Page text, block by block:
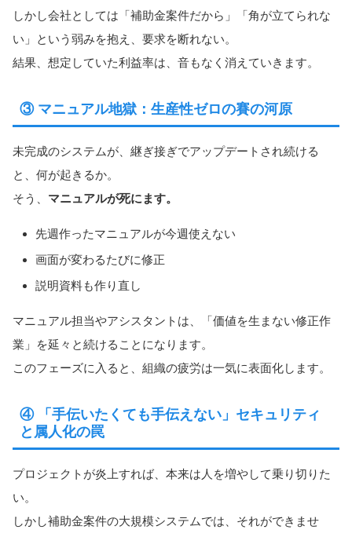
しかし会社としては「補助金案件だから」「角が立てられな
い」という弱みを抱え、要求を断れない。
結果、想定していた利益率は、音もなく消えていきます。
③ マニュアル地獄：生産性ゼロの賽の河原
未完成のシステムが、継ぎ接ぎでアップデートされ続ける
と、何が起きるか。
そう、 マニュアルが死にます。
先週作ったマニュアルが今週使えない
画面が変わるたびに修正
説明資料も作り直し
マニュアル担当やアシスタントは、「価値を生まない修正作
業」を延々と続けることになります。
このフェーズに入ると、組織の疲労は一気に表面化します。
④ 「手伝いたくても手伝えない」セキュリティ
と属人化の罠
プロジェクトが炎上すれば、本来は人を増やして乗り切りた
い。
しかし補助金案件の大規模システムでは、それができませ